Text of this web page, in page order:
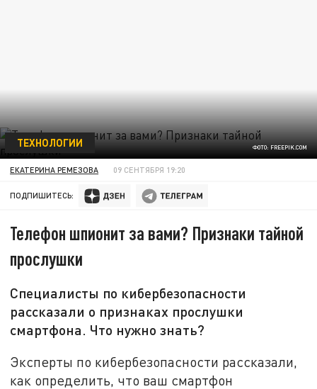
ФОТО: FREEPIK.COM
ТЕХНОЛОГИИ
ЕКАТЕРИНА РЕМЕЗОВА 09 СЕНТЯБРЯ 19:20
ПОДПИШИТЕСЬ:
Телефон шпионит за вами? Признаки тайной
прослушки
Специалисты по кибербезопасности
рассказали о признаках прослушки
смартфона. Что нужно знать?
Эксперты по кибербезопасности рассказали,
как определить, что ваш смартфон